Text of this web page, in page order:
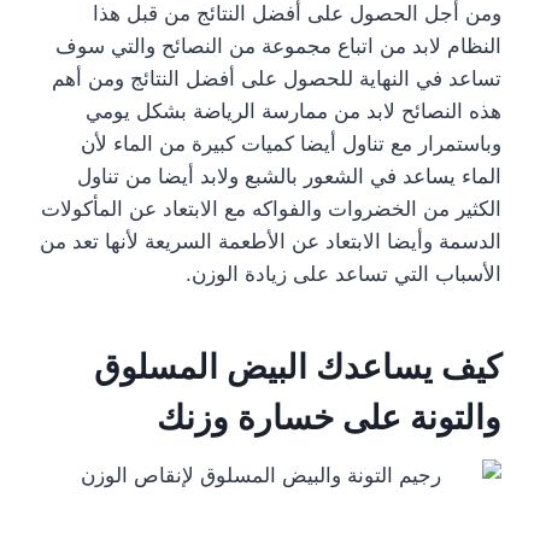
ومن أجل الحصول على أفضل النتائج من قبل هذا
النظام لابد من اتباع مجموعة من النصائح والتي سوف
تساعد في النهاية للحصول على أفضل النتائج ومن أهم
هذه النصائح لابد من ممارسة الرياضة بشكل يومي
وباستمرار مع تناول أيضا كميات كبيرة من الماء لأن
الماء يساعد في الشعور بالشبع ولابد أيضا من تناول
الكثير من الخضروات والفواكه مع الابتعاد عن المأكولات
الدسمة وأيضا الابتعاد عن الأطعمة السريعة لأنها تعد من
الأسباب التي تساعد على زيادة الوزن.
كيف يساعدك البيض المسلوق
والتونة على خسارة وزنك